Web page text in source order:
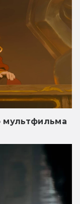
мультфильма